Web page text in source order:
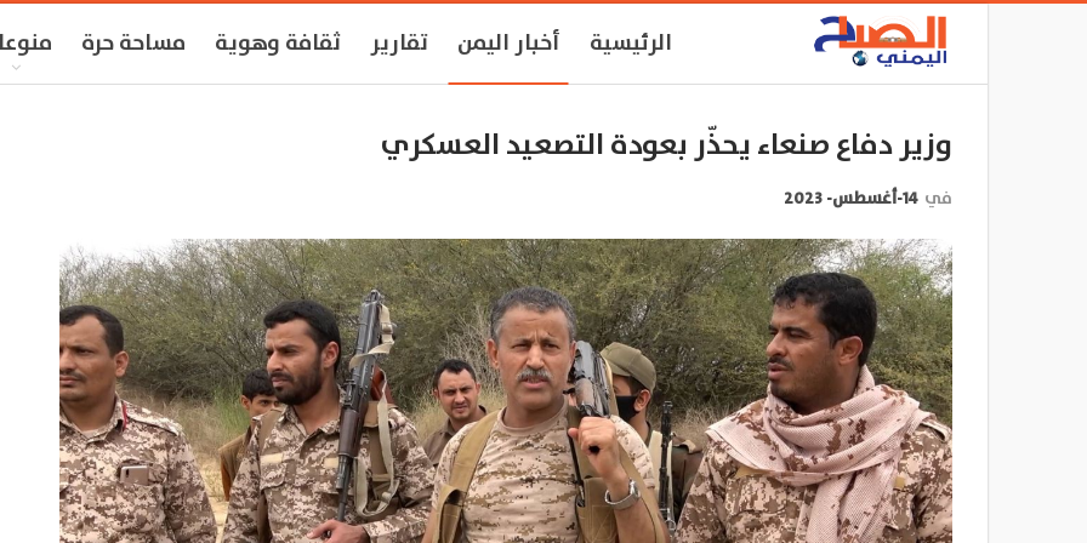
الرئيسية أخبار اليمن تقارير ثقافة وهوية مساحة حرة
وزير دفاع صنعاء يحذّر بعودة التصعيد العسكري
في 14-أغسطس- 2023